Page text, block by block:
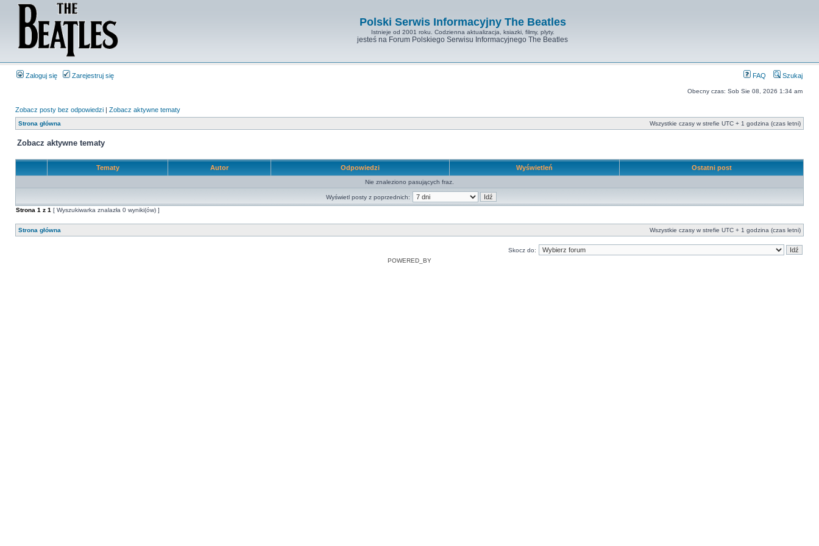
Polski Serwis Informacyjny The Beatles
Istnieje od 2001 roku. Codzienna aktualizacja, ksiazki, filmy, plyty.
jesteś na Forum Polskiego Serwisu Informacyjnego The Beatles
Zaloguj się Zarejestruj się FAQ Szukaj
Obecny czas: Sob Sie 08, 2026 1:34 am
Zobacz posty bez odpowiedzi | Zobacz aktywne tematy
Strona główna Wszystkie czasy w strefie UTC + 1 godzina (czas letni)
Zobacz aktywne tematy
Tematy Autor Odpowiedzi Wyświetleń Ostatni post
Nie znaleziono pasujących fraz.
Wyświetl posty z poprzednich:
Strona 1 z 1 [ Wyszukiwarka znalazła 0 wyniki(ów) ]
Strona główna Wszystkie czasy w strefie UTC + 1 godzina (czas letni)
Skocz do:
POWERED_BY